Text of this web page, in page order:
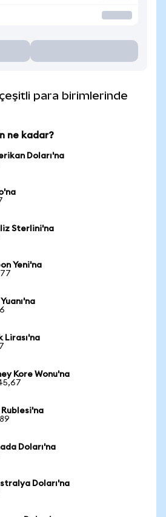
para birimlerinde
ne kadar?
Doları'na
Sterlini'na
Yeni'na
Lirası'na
Kore Wonu'na
Rublesi'na
Doları'na
Doları'na